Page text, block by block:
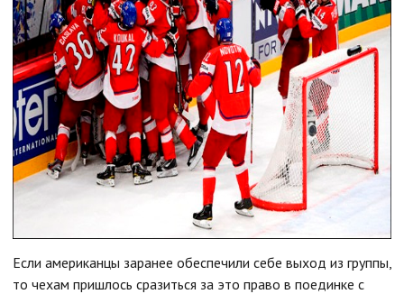
Если американцы заранее обеспечили себе выход из группы,
то чехам пришлось сразиться за это право в поединке с